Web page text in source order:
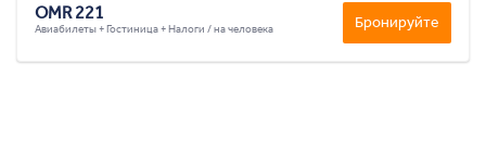
OMR 221
Авиабилеты + Гостиница + Налоги / на человека Бронируйте